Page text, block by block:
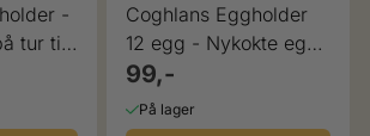
-
tur til
Coghlans Eggholder
12 egg - Nykokte egg
på tur til frokost
99,-
På lager